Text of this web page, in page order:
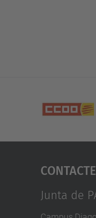
Contacte
Junta de